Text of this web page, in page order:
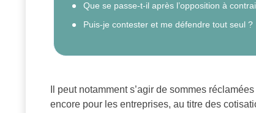
Que se passe-t-il après l’opposition à
Puis-je contester et me défendre tout seul ?
Il peut notamment s’agir de sommes
encore pour les entreprises, au titre des